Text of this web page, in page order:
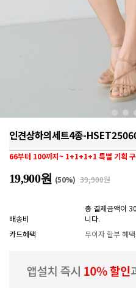
인견상하의세트4종-
66부터 100까지~ 1+1+1+1 특별 기획
19,900원 (50%) 39,900원
배송비
총 결제금액이
니다.
카드혜택
무이자 할부 혜